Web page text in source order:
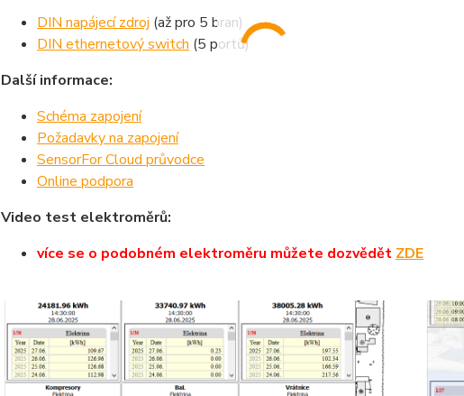
DIN napájecí zdroj (až pro 5 bran)
DIN ethernetový switch (5 portů)
Další informace:
Schéma zapojení
Požadavky na zapojení
SensorFor Cloud průvodce
Online podpora
Video test elektroměrů:
více se o podobném elektroměru můžete dozvědět ZDE